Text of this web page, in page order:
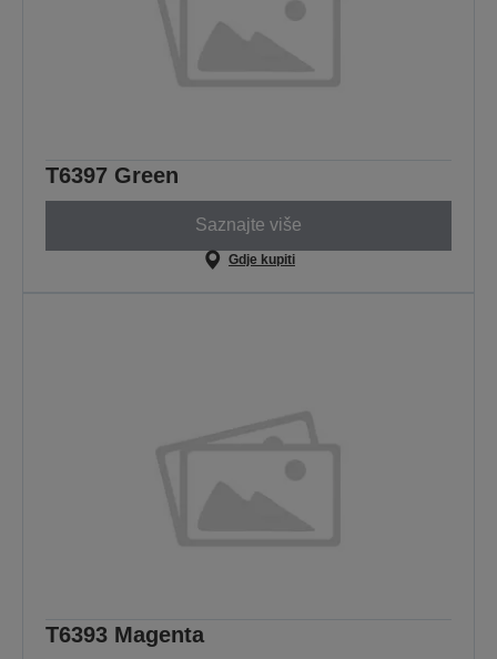
T6397 Green
Saznajte više
Gdje kupiti
T6393 Magenta